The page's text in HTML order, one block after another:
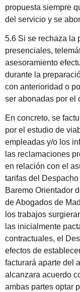
propuesta siempre
del servicio y se
5.6 Si se rechaza la
presenciales,
asesoramiento
durante la
con anterioridad o
ser abonadas por el
En concreto, se
por el estudio de
empleadas y/o los
las reclamaciones
en relación con el
tarifas del Despacho
Baremo Orientador
de Abogados de
los trabajos
las inicialmente
contractuales, el
efectos de
facturará aparte del
alcanzara acuerdo
ambas partes optar